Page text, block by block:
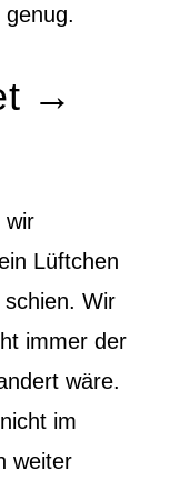
→
wir
Lüftchen
Wir
immer der
wäre.
im
weiter